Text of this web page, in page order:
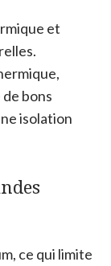
et
bons
isolation
ce qui limite